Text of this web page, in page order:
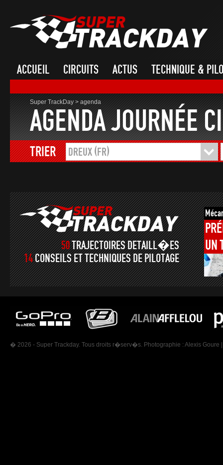
ACCUEIL CIRCUITS ACTUS TECHNIQUE &
Super TrackDay>agenda
AGENDA JOURNÉE
TRIER DREUX (FR)
50TRAJECTOIRES DETAILL�ES
14CONSEILS ET TECHNIQUES DE PILOTAGE
UN
� 2026 - Super Trackday. Tous droits r�serv�s. Photographie : Alexis Goure